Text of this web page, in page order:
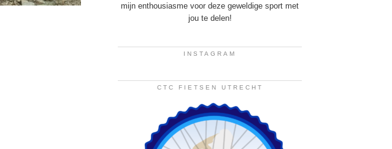
mijn enthousiasme voor deze geweldige sport met
jou te delen!
INSTAGRAM
CTC FIETSEN UTRECHT